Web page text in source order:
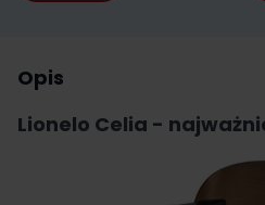
Opis
Lionelo Celia -